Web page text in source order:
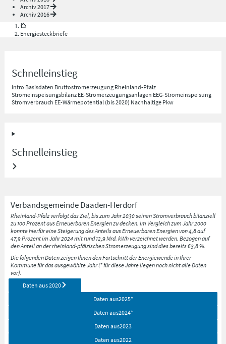
Archiv 2017
Archiv 2016
Energiesteckbriefe
Schnelleinstieg
Intro Basisdaten Bruttostromerzeugung Rheinland-Pfalz
Stromeinspeisungsbilanz EE-Stromerzeugungsanlagen EEG-Stromeinspeisung
Stromverbrauch EE-Wärmepotential (bis 2020) Nachhaltige Pkw
Schnelleinstieg
Verbandsgemeinde Daaden-Herdorf
Rheinland-Pfalz verfolgt das Ziel, bis zum Jahr 2030 seinen Stromverbrauch bilanziell
zu 100 Prozent aus Erneuerbaren Energien zu decken. Im Vergleich zum Jahr 2000
konnte hierfür eine Steigerung des Anteils aus Erneuerbaren Energien von 4,8 auf
47,9 Prozent im Jahr 2024 mit rund 12,9 Mrd. kWh verzeichnet werden. Bezogen auf
den Anteil an der rheinland-pfälzischen Stromerzeugung sind dies bereits 63,8 %.
Die folgenden Daten zeigen Ihnen den Fortschritt der Energiewende in Ihrer
Kommune für das ausgewählte Jahr (* für diese Jahre liegen noch nicht alle Daten
vor).
Daten aus2020
Daten aus2025*
Daten aus2024*
Daten aus2023
Daten aus2022